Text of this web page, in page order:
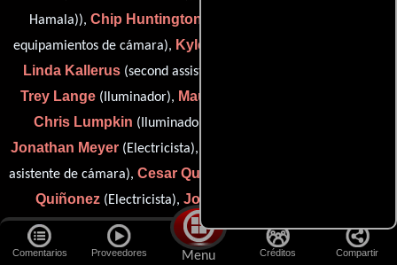
Comentarios Proveedores Menu Créditos Compartir
Hamala)), Chip Huntington
equipamientos de cámara), Kyle Jewell
Linda Kallerus (second assistant camera (as Linda Slater)),
Trey Lange (Iluminador), Maurice Langford
Chris Lumpkin (Iluminador),
Jonathan Meyer (Electricista),
asistente de cámara), Cesar Quintilla
Quiñonez (Electricista), John Schwartz
electricidad) y Steve Sudge(Electricista)